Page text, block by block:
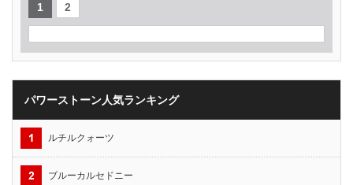
1 2
パワーストーン人気ランキング
ルチルクォーツ
ブルーカルセドニー